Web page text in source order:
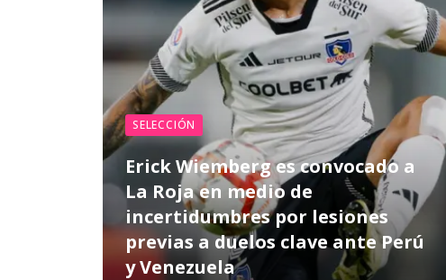
SELECCIÓN
Erick Wiemberg es convocado a
La Roja en medio de
incertidumbres por lesiones
previas a duelos clave ante Perú
y Venezuela